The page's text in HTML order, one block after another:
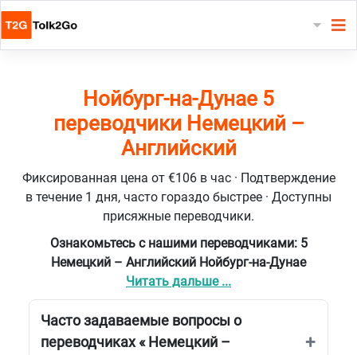
Нойбург-на-Дунае 5
переводчики Немецкий –
Английский
Фиксированная цена от €106 в час · Подтверждение
в течение 1 дня, часто гораздо быстрее · Доступны
присяжные переводчики.
Ознакомьтесь с нашими переводчиками: 5
Немецкий – Английский Нойбург-на-Дунае
Читать дальше ...
Часто задаваемые вопросы о
переводчиках « Немецкий –